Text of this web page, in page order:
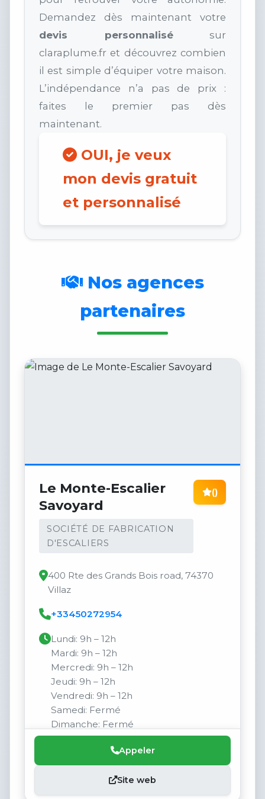
Demandez dès maintenant votre
devis personnalisésur
claraplume.fr et découvrez combien
il est simple d’équiper votre maison.
L’indépendance n’a pas de prix :
faites le premier pas dès
maintenant.
OUI, je veux
mon devis gratuit
et personnalisé
Nos agences
partenaires
Le Monte-Escalier
Savoyard
SOCIÉTÉ DE FABRICATION
D'ESCALIERS
()
400 Rte des Grands Bois road, 74370
Villaz
+33450272954
Lundi: 9h – 12h
Mardi: 9h – 12h
Mercredi: 9h – 12h
Jeudi: 9h – 12h
Vendredi: 9h – 12h
Samedi: Fermé
Dimanche: Fermé
Appeler
Site web